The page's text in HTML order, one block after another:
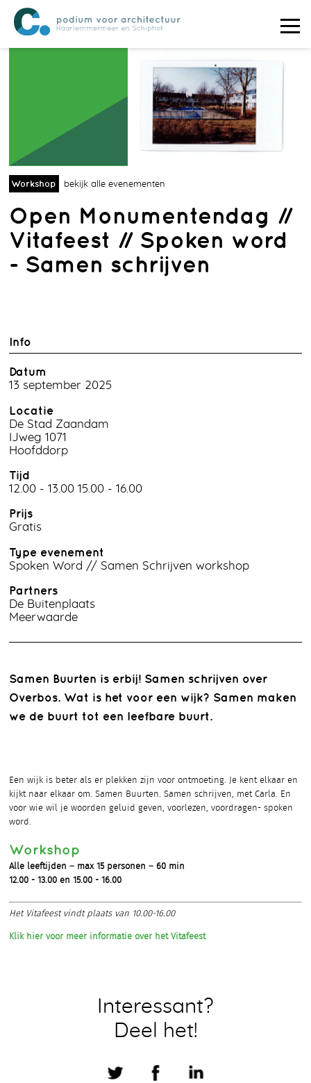
Workshop bekijk alle evenementen
Open Monumentendag //
Vitafeest // Spoken word
- Samen schrijven
Info
Datum
13 september 2025
Locatie
De Stad Zaandam
IJweg 1071
Hoofddorp
Tijd
12.00 - 13.00 15.00 - 16.00
Prijs
Gratis
Type evenement
Spoken Word // Samen Schrijven workshop
Partners
De Buitenplaats
Meerwaarde
Samen Buurten is erbij! Samen schrijven over
Overbos. Wat is het voor een wijk? Samen maken
we de buurt tot een leefbare buurt.
Een wijk is beter als er plekken zijn voor ontmoeting. Je kent elkaar en
kijkt naar elkaar om. Samen Buurten. Samen schrijven, met Carla. En
voor wie wil je woorden geluid geven, voorlezen, voordragen- spoken
word.
Workshop
Alle leeftijden – max 15 personen – 60 min
12.00 - 13.00 en 15.00 - 16.00
Het Vitafeest vindt plaats van 10.00-16.00
Klik hier voor meer informatie over het Vitafeest
Interessant?
Deel het!